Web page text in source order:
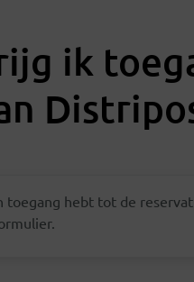
ik
toegang hebt tot de